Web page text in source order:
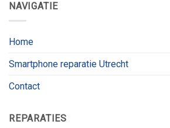
NAVIGATIE
Home
Smartphone reparatie Utrecht
Contact
REPARATIES